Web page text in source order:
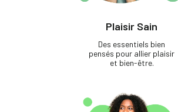
Plaisir Sain
Des essentiels bien
pensés pour allier plaisir
et bien-être.